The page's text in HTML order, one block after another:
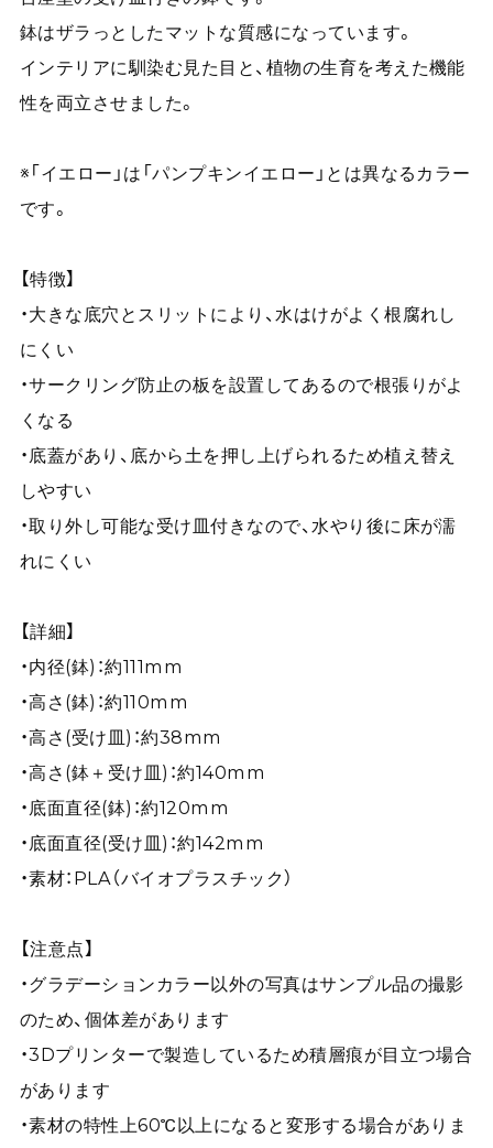
鉢はザラっとしたマットな質感になっています。
インテリアに馴染む見た目と、植物の生育を考えた機能
性を両立させました。
※「イエロー」は「パンプキンイエロー」とは異なるカラー
です。
【特徴】
・大きな底穴とスリットにより、水はけがよく根腐れし
にくい
・サークリング防止の板を設置してあるので根張りがよ
くなる
・底蓋があり、底から土を押し上げられるため植え替え
しやすい
・取り外し可能な受け皿付きなので、水やり後に床が濡
れにくい
【詳細】
・内径(鉢)：約111mm
・高さ(鉢)：約110mm
・高さ(受け皿)：約38mm
・高さ(鉢＋受け皿)：約140mm
・底面直径(鉢)：約120mm
・底面直径(受け皿)：約142mm
・素材：PLA（バイオプラスチック）
【注意点】
・グラデーションカラー以外の写真はサンプル品の撮影
のため、個体差があります
・3Dプリンターで製造しているため積層痕が目立つ場合
があります
・素材の特性上60℃以上になると変形する場合がありま